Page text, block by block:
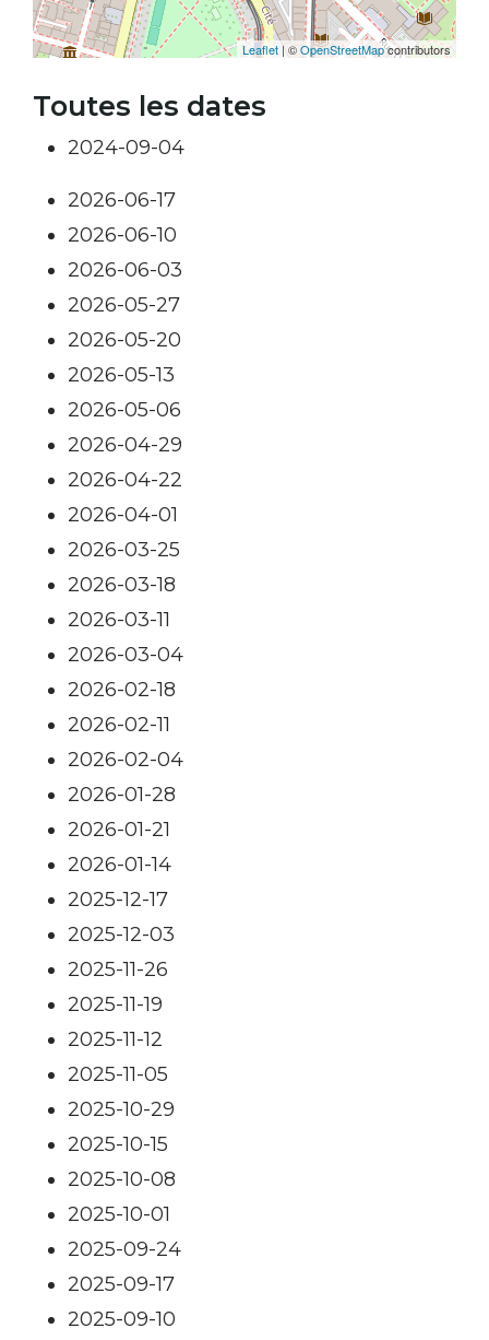
Leaflet| ©OpenStreetMapcontributors
Toutes les dates
2024-09-04
2026-06-17
2026-06-10
2026-06-03
2026-05-27
2026-05-20
2026-05-13
2026-05-06
2026-04-29
2026-04-22
2026-04-01
2026-03-25
2026-03-18
2026-03-11
2026-03-04
2026-02-18
2026-02-11
2026-02-04
2026-01-28
2026-01-21
2026-01-14
2025-12-17
2025-12-03
2025-11-26
2025-11-19
2025-11-12
2025-11-05
2025-10-29
2025-10-15
2025-10-08
2025-10-01
2025-09-24
2025-09-17
2025-09-10